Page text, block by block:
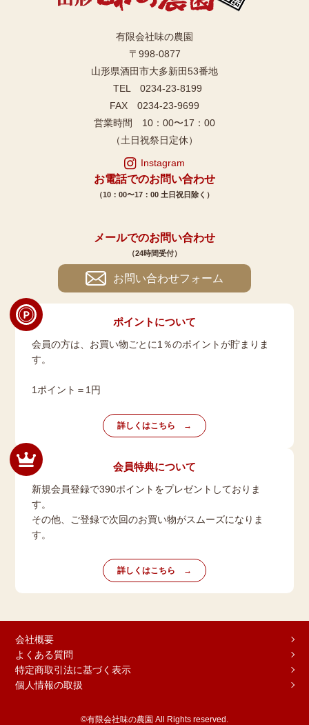
有限会社味の農園
〒998-0877
山形県酒田市大多新田53番地
TEL 0234-23-8199
FAX 0234-23-9699
営業時間 10：00〜17：00
（土日祝祭日定休）
Instagram
お電話でのお問い合わせ
（10：00〜17：00 土日祝日除く）
メールでのお問い合わせ
（24時間受付）
お問い合わせフォーム
ポイントについて
会員の方は、お買い物ごとに1％のポイントが貯まりま
す。
1ポイント＝1円
詳しくはこちら
会員特典について
新規会員登録で390ポイントをプレゼントしておりま
す。
その他、ご登録で次回のお買い物がスムーズになりま
す。
詳しくはこちら
会社概要
よくある質問
特定商取引法に基づく表示
個人情報の取扱
©有限会社味の農園 All Rights reserved.